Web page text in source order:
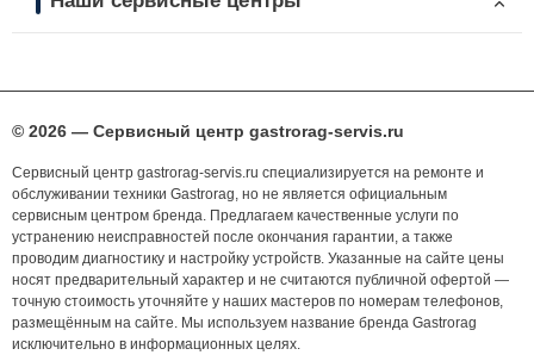
© 2026 — Сервисный центр gastrorag-servis.ru
Сервисный центр gastrorag-servis.ru специализируется на ремонте и
обслуживании техники Gastrorag, но не является официальным
сервисным центром бренда. Предлагаем качественные услуги по
устранению неисправностей после окончания гарантии, а также
проводим диагностику и настройку устройств. Указанные на сайте цены
носят предварительный характер и не считаются публичной офертой —
точную стоимость уточняйте у наших мастеров по номерам телефонов,
размещённым на сайте. Мы используем название бренда Gastrorag
исключительно в информационных целях.